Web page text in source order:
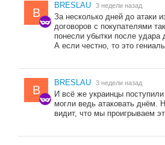
B
BRESLAU 3 недели назад
За несколько дней до атаки
договоров с покупателями
понесли убытки после удара
А если честно, то это
B
BRESLAU 3 недели назад
И всё же украинцы
могли ведь атаковать днём.
видит, что мы проигрываем